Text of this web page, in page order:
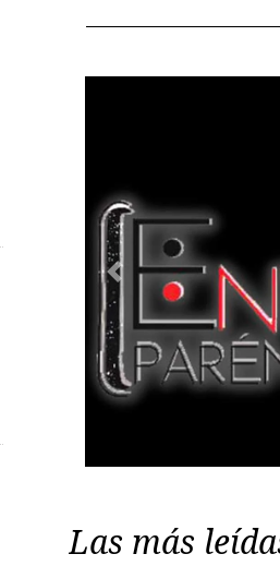
Previous
Las más